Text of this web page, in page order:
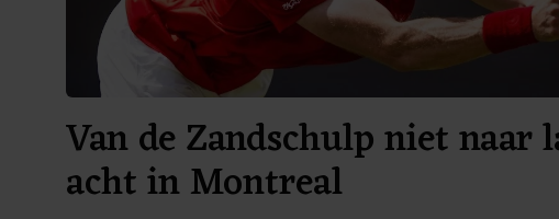
Van de Zandschulp niet naar
acht in Montreal